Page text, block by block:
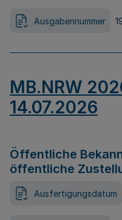
Ausgabennummer
MB.NRW
14.07.2026
Öffentliche
öffentliche
Ausfertigungsdatum